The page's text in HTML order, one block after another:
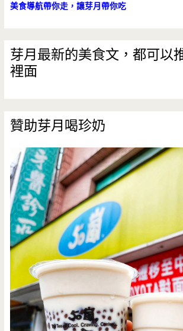
美食導航帶你走，讓芽月帶你吃
芽月最新的美食文，都可以
裡面
贊助芽月喝珍奶